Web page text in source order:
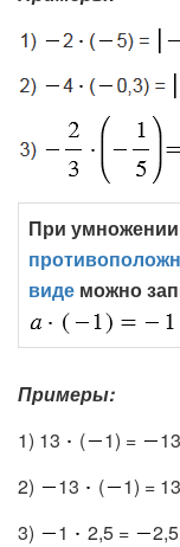
При
виде можно
Примеры:
1) 13
( 1) =
2)
13 (
1) =
3)
1 2,5 =